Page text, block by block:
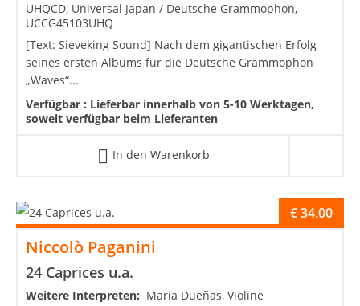
UHQCD, Universal Japan / Deutsche Grammophon,
UCCG45103UHQ
[Text: Sieveking Sound] Nach dem gigantischen Erfolg
seines ersten Albums für die Deutsche Grammophon
„Waves“...
Verfügbar : Lieferbar innerhalb von 5-10 Werktagen,
soweit verfügbar beim Lieferanten
In den Warenkorb
Niccolò Paganini
24 Caprices u.a.
€34.00
Weitere Interpreten: Maria Dueñas, Violine